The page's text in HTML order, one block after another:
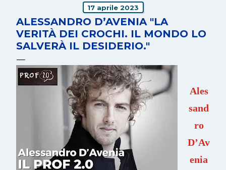
17 aprile 2023
ALESSANDRO D’AVENIA "LA
VERITÀ DEI CROCHI. IL MONDO LO
SALVERÀ IL DESIDERIO."
Ales
sand
ro
D’Av
enia